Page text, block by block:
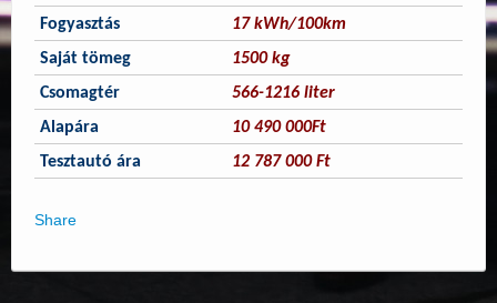
Fogyasztás
17 kWh/100km
Saját tömeg
1500 kg
Csomagtér
566-1216 liter
Alapára
10 490 000Ft
Tesztautó ára
12 787 000 Ft
Share